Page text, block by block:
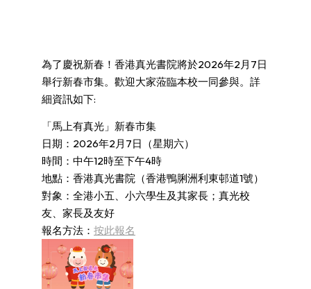
為了慶祝新春！香港真光書院將於2026年2月7日
舉行新春市集。歡迎大家蒞臨本校一同參與。詳
細資訊如下:
「馬上有真光」新春市集
日期：2026年2月7日（星期六）
時間：中午12時至下午4時
地點：香港真光書院（香港鴨脷洲利東邨道1號）
對象：全港小五、小六學生及其家長；真光校
友、家長及友好
報名方法： 按此報名